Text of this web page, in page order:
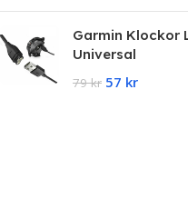
Garmin Klockor
Universal
79kr 57 kr